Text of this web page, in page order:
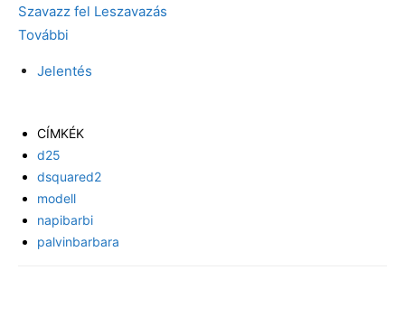
Szavazz fel Leszavazás
További
Jelentés
CÍMKÉK
d25
dsquared2
modell
napibarbi
palvinbarbara